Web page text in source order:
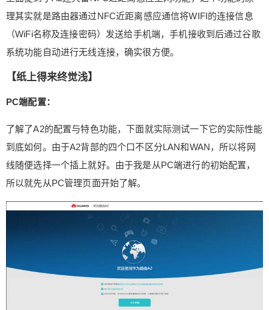
理其实就是路由器通过NFC近距离感应通信将WIFI的连接信息
（WiFi名称及连接密码）发送给手机端，手机接收到后通过谷歌
系统功能自动进行无线连接，确实很方便。
【纸上得来终觉浅】
PC端配置：
了解了A2的配置与特色功能，下面就实际测试一下它的实际性能
到底如何。由于A2背部的四个口不区分LAN和WAN，所以将网
线随便选择一个插上就好。由于我是从PC端进行的初始配置，
所以就先从PC管理页面开始了解。
确的选择。 （来源： LetXGo ） 0 收藏